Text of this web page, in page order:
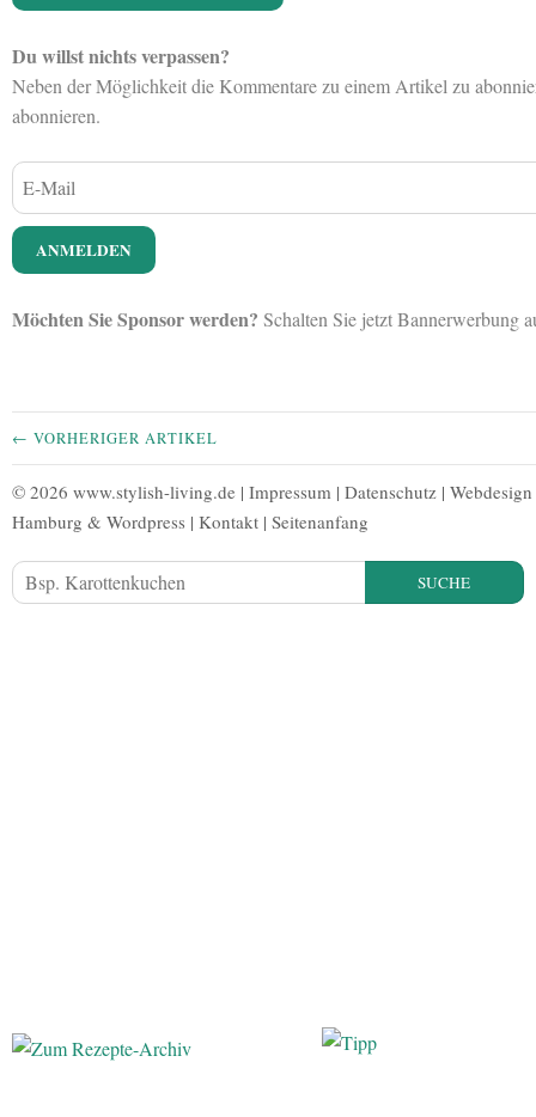
Du willst nichts verpassen?
Neben der Möglichkeit die Kommentare zu einem Artikel zu
abonnieren.
Möchten Sie Sponsor werden? Schalten Sie jetzt Bannerwerbung
← VORHERIGER ARTIKEL
© 2026 www.stylish-living.de | Impressum | Datenschutz | Webdesign
Hamburg & Wordpress | Kontakt | Seitenanfang
SUCHE